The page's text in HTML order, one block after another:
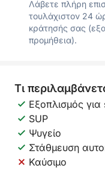
Λάβετε πλήρη
τουλάχιστον 24
κράτησής σας
προμήθεια).
Τι
Εξοπλισμός
SUP
Ψυγείο
Στάθμευση
Καύσιμο